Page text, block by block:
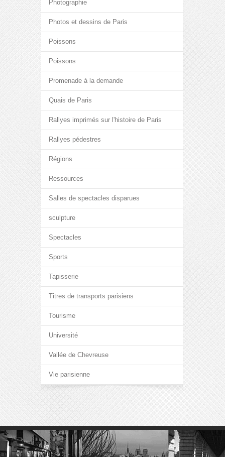
Photographie
Photos et dessins de Paris
Poissons
Poissons
Promenade à la demande
Quais de Paris
Rallyes imprimés sur l'histoire de Paris
Rallyes pédestres
Régions
Ressources
Salles de spectacles disparues
sculpture
Spectacles
Sports
Tapisserie
Titres de transports parisiens
Tourisme
Université
Vallée de Chevreuse
Vie parisienne